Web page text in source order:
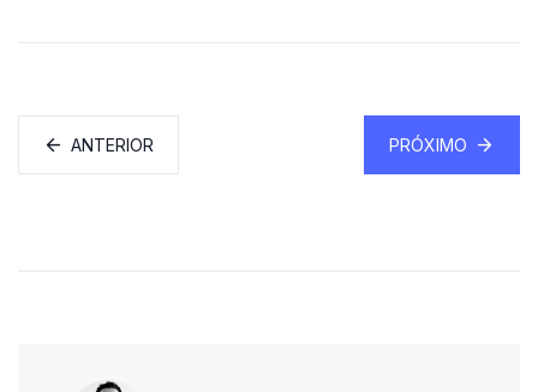
ANTERIOR PRÓXIMO